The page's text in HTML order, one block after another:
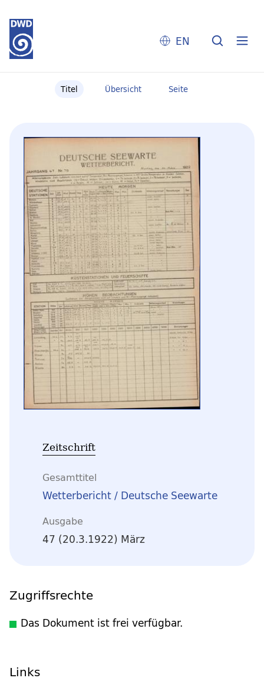
EN
Titel Übersicht Seite
Zeitschrift
Gesamttitel
Wetterbericht / Deutsche Seewarte
Ausgabe
47 (20.3.1922) März
Zugriffsrechte
Das Dokument ist frei verfügbar.
Links